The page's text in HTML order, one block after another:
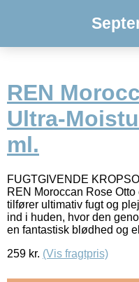
REN
Ultra-
ml.
FUGTGIVENDE
REN Moroccan Rose
tilfører ultimativ fugt og
ind i huden, hvor den
en fantastisk blødhed og
259 kr. (Vis fragtpris)